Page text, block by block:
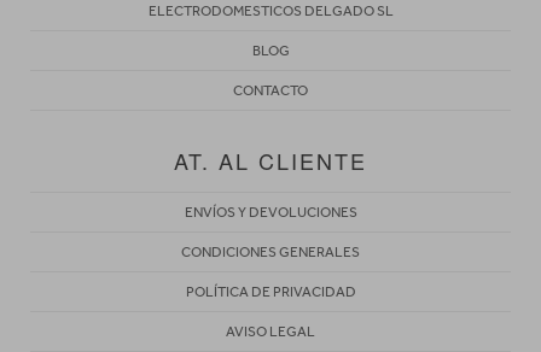
ELECTRODOMESTICOS DELGADO SL
BLOG
CONTACTO
AT. AL CLIENTE
ENVÍOS Y DEVOLUCIONES
CONDICIONES GENERALES
POLÍTICA DE PRIVACIDAD
AVISO LEGAL